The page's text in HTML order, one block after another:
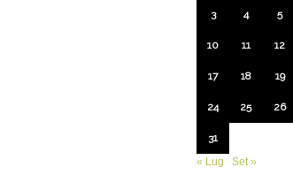
3 4 5
10 11 12
17 18 19
24 25 26
31
« Lug
Set »